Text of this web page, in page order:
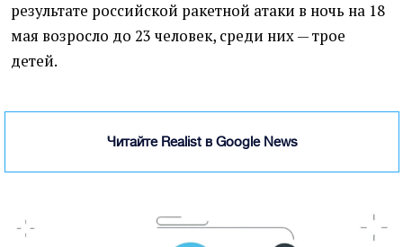
результате российской ракетной атаки в ночь на 18
мая возросло до 23 человек, среди них — трое
детей.
Читайте Realist в Google News